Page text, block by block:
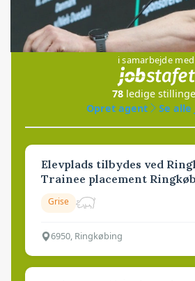
Jobs
i samarbejde med
78 ledige
Opret agent
Se alle
Elevplads tilbydes ved
Trainee placement
Grise
6950, Ringkøbing